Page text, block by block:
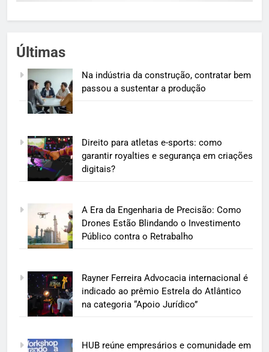
Últimas
Na indústria da construção, contratar bem
passou a sustentar a produção
Direito para atletas e-sports: como
garantir royalties e segurança em criações
digitais?
A Era da Engenharia de Precisão: Como
Drones Estão Blindando o Investimento
Público contra o Retrabalho
Rayner Ferreira Advocacia internacional é
indicado ao prêmio Estrela do Atlântico
na categoria “Apoio Jurídico”
HUB reúne empresários e comunidade em